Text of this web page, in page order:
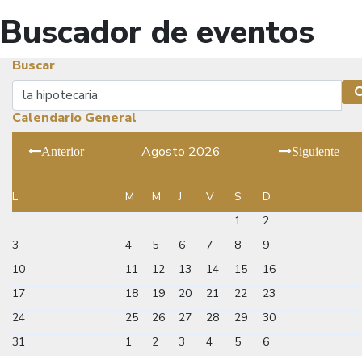
Buscador de eventos
Buscar
Buscar
Calendario General
Anterior Agosto 2026 Siguiente
L M M J V S
D
1
2
3
4 5 6 7 8
9
10
11 12 13 14 15
16
17
18 19 20 21 22
23
24
25 26 27 28 29
30
31
1 2 3 4 5 6